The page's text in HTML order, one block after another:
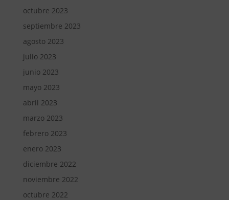
octubre 2023
septiembre 2023
agosto 2023
julio 2023
junio 2023
mayo 2023
abril 2023
marzo 2023
febrero 2023
enero 2023
diciembre 2022
noviembre 2022
octubre 2022